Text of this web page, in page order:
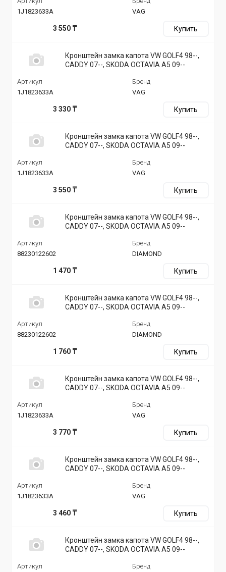
1J1823633A
VAG
3 550 ₸ Купить
Кронштейн замка капота VW GOLF4 98--,
CADDY 07--, SKODA OCTAVIA A5 09--
Артикул
1J1823633A
Бренд
VAG
3 330 ₸ Купить
Кронштейн замка капота VW GOLF4 98--,
CADDY 07--, SKODA OCTAVIA A5 09--
Артикул
1J1823633A
Бренд
VAG
3 550 ₸ Купить
Кронштейн замка капота VW GOLF4 98--,
CADDY 07--, SKODA OCTAVIA A5 09--
Артикул
88230122602
Бренд
DIAMOND
1 470 ₸ Купить
Кронштейн замка капота VW GOLF4 98--,
CADDY 07--, SKODA OCTAVIA A5 09--
Артикул
88230122602
Бренд
DIAMOND
1 760 ₸ Купить
Кронштейн замка капота VW GOLF4 98--,
CADDY 07--, SKODA OCTAVIA A5 09--
Артикул
1J1823633A
Бренд
VAG
3 770 ₸ Купить
Кронштейн замка капота VW GOLF4 98--,
CADDY 07--, SKODA OCTAVIA A5 09--
Артикул
1J1823633A
Бренд
VAG
3 460 ₸ Купить
Кронштейн замка капота VW GOLF4 98--,
CADDY 07--, SKODA OCTAVIA A5 09--
Артикул
Бренд